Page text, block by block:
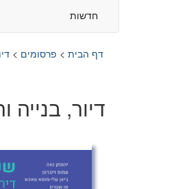
חדשות
דף הבית > פרסומים >
דיור,